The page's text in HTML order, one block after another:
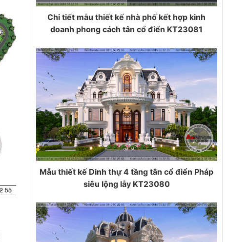
Chi tiết mẫu thiết kế nhà phố kết hợp kinh
doanh phong cách tân cổ điển KT23081
Mẫu thiết kế Dinh thự 4 tầng tân cổ điển Pháp
siêu lộng lẫy KT23080